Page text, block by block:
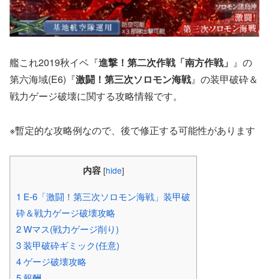
艦これ2019秋イベ『進撃！第二次作戦「南方作戦」 』の
第六海域(E6)『激闘！第三次ソロモン海戦』の装甲破砕＆
戦力ゲージ破壊に関する攻略情報です。
※暫定的な攻略例なので、後で修正する可能性があります
内容 [hide]
1 E-6「激闘！第三次ソロモン海戦」装甲破
砕＆戦力ゲージ破壊攻略
2Wマス(戦力ゲージ削り)
3装甲破砕ギミック(任意)
4ゲージ破壊攻略